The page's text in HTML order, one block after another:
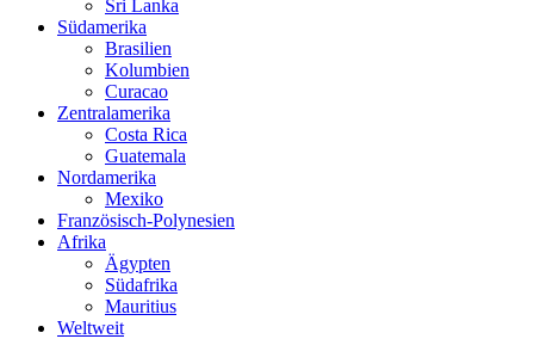
Sri Lanka
Südamerika
Brasilien
Kolumbien
Curacao
Zentralamerika
Costa Rica
Guatemala
Nordamerika
Mexiko
Französisch-Polynesien
Afrika
Ägypten
Südafrika
Mauritius
Weltweit